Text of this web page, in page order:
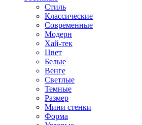
Стиль
Классические
Современные
Модерн
Хай-тек
Цвет
Белые
Венге
Светлые
Темные
Размер
Мини стенки
Форма